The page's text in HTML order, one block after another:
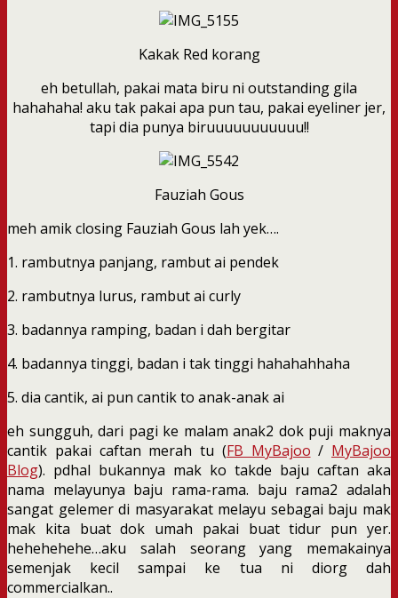
Kakak Red korang
eh betullah, pakai mata biru ni outstanding gila
hahahaha! aku tak pakai apa pun tau, pakai eyeliner jer,
tapi dia punya biruuuuuuuuuuu!!
Fauziah Gous
meh amik closing Fauziah Gous lah yek….
1. rambutnya panjang, rambut ai pendek
2. rambutnya lurus, rambut ai curly
3. badannya ramping, badan i dah bergitar
4. badannya tinggi, badan i tak tinggi hahahahhaha
5. dia cantik, ai pun cantik to anak-anak ai
eh sungguh, dari pagi ke malam anak2 dok puji maknya
cantik pakai caftan merah tu (FB MyBajoo / MyBajoo
Blog). pdhal bukannya mak ko takde baju caftan aka
nama melayunya baju rama-rama. baju rama2 adalah
sangat gelemer di masyarakat melayu sebagai baju mak
mak kita buat dok umah pakai buat tidur pun yer.
hehehehehe…aku salah seorang yang memakainya
semenjak kecil sampai ke tua ni diorg dah
commercialkan..